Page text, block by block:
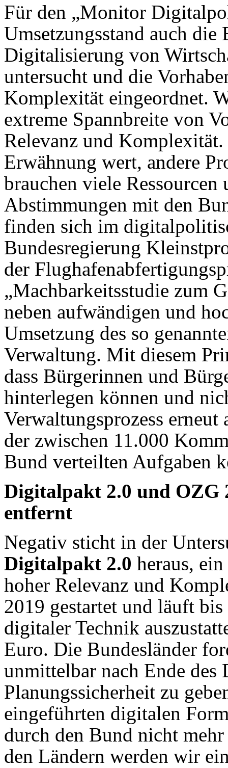
Für den „Monitor
Umsetzungsstand auch
Digitalisierung von
untersucht und die
Komplexität eingeordnet.
extreme Spannbreite von
Relevanz und
Erwähnung wert, andere
brauchen viele Ressourcen
Abstimmungen mit den
finden sich im
Bundesregierung
der
„Machbarkeitsstudie zum
neben aufwändigen und
Umsetzung des so
Verwaltung. Mit diesem
dass Bürgerinnen und
hinterlegen können und
Verwaltungsprozess erneut
der zwischen 11.000
Bund verteilten Aufgaben
Digitalpakt 2.0 und OZG
entfernt
Negativ sticht in der
Digitalpakt 2.0 heraus,
hoher Relevanz und
2019 gestartet und läuft
digitaler Technik
Euro. Die Bundesländer
unmittelbar nach Ende
Planungssicherheit zu
eingeführten digitalen
durch den Bund nicht
den Ländern werden wir